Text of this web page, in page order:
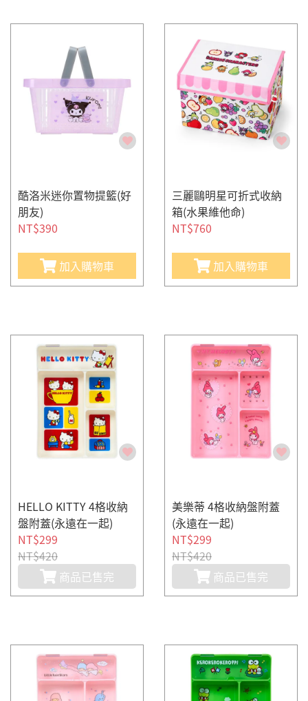
酷洛米迷你置物提籃(好
朋友)
NT$390
加入購物車
三麗鷗明星可折式收納
箱(水果維他命)
NT$760
加入購物車
HELLO KITTY 4格收納
盤附蓋(永遠在一起)
NT$299
NT$420
商品已售完
美樂蒂 4格收納盤附蓋
(永遠在一起)
NT$299
NT$420
商品已售完